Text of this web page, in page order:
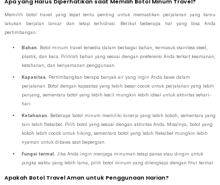
Memilih botol travel yang tepat tentu penting untuk memastikan perjalanan yang kamu
lakukan berjalan lancar dan tetap terhidrasi. Berikut beberapa hal yang bisa Anda
pertimbangan:
Bahan.
Botol minum travel tersedia dalam berbagai bahan, termasuk stainless steel,
plastik, dan kaca. Pilihlah bahan yang sesuai dengan preferensi Anda terkait keamanan,
ketahanan, dan kenyamanan penggunaan.
Kapasitas.
Pertimbangkan berapa banyak air yang ingin Anda bawa dalam
perjalanan. Botol dengan kapasitas yang lebih besar cocok untuk perjalanan yang lebih
panjang, sementara botol yang lebih kecil mungkin lebih ideal untuk aktivitas sehari-
hari.
Ketahanan.
Beberapa botol minum memiliki kinerja yang lebih kokoh, sementara yang
lain lebih fleksibel. Pilih botol yang sesuai dengan aktivitas Anda. Misalnya, botol yang
kokoh lebih cocok untuk hiking, sementara botol yang lebih fleksibel mungkin lebih
nyaman untuk dibawa saat bepergian.
Fungsi termal.
Jika Anda ingin menjaga minuman tetap panas atau dingin untuk
jangka waktu yang lebih lama, pilih botol minum yang dilengkapi dengan fitur termal.
Apakah Botol Travel Aman untuk Penggunaan Harian?